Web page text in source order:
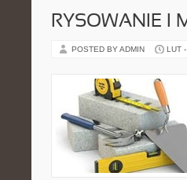
RYSOWANIE I
POSTED BY ADMIN LUT